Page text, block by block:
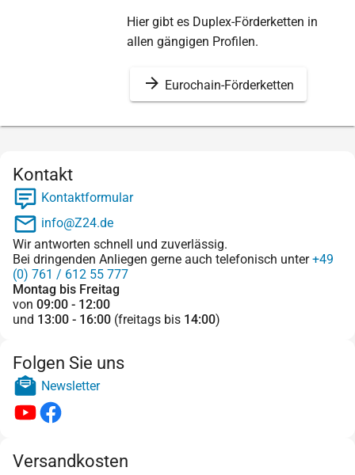
Hier gibt es Duplex-Förderketten in
allen gängigen Profilen.
Eurochain-Förderketten
Kontakt
Kontaktformular
info@Z24.de
Wir antworten schnell und zuverlässig.
Bei dringenden Anliegen gerne auch telefonisch unter+49
(0) 761 / 612 55 777
Montag bis Freitag
von 09:00 - 12:00
und 13:00 - 16:00 (freitags bis 14:00)
Folgen Sie uns
Newsletter
Versandkosten